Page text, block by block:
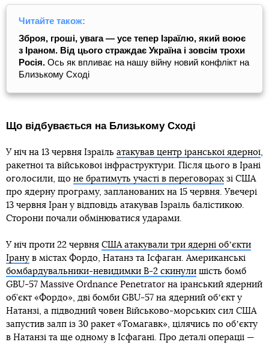
Читайте також:
Зброя, гроші, увага — усе тепер Ізраїлю, який воює
з Іраном. Від цього страждає Україна і зовсім трохи
Росія. Ось як впливає на нашу війну новий конфлікт на
Близькому Сході
Що відбувається на Близькому Сході
У ніч на 13 червня Ізраїль атакував центр іранської ядерної,
ракетної та військової інфраструктури. Після цього в Ірані
оголосили, що не братимуть участі в переговорах зі США
про ядерну програму, запланованих на 15 червня. Увечері
13 червня Іран у відповідь атакував Ізраїль балістикою.
Сторони почали обмінюватися ударами.
У ніч проти 22 червня США атакували три ядерні обʼєкти
Ірану в містах Фордо, Натанз та Ісфаган. Американські
бомбардувальники-невидимки B-2 скинули шість бомб
GBU-57 Massive Ordnance Penetrator на іранський ядерний
об’єкт «Фордо», дві бомби GBU-57 на ядерний обʼєкт у
Натанзі, а підводний човен Військово-морських сил США
запустив залп із 30 ракет «Томагавк», цілячись по обʼєкту
в Натанзі та ще одному в Ісфагані. Про деталі операції —